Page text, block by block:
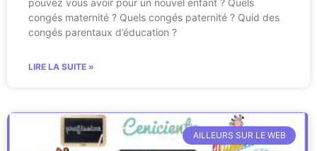
congés maternité ? Quels congés paternité ? Quid des
congés parentaux d’éducation ?
LIRE LA SUITE »
AILLEURS SUR LE WEB